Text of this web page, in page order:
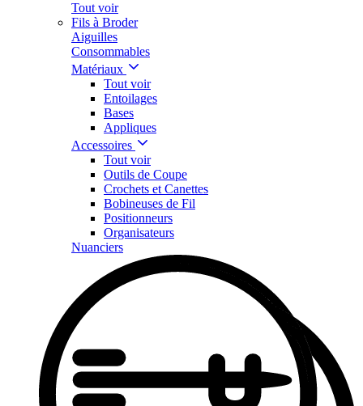
Tout voir
Fils à Broder
Aiguilles
Consommables
Matériaux
Tout voir
Entoilages
Bases
Appliques
Accessoires
Tout voir
Outils de Coupe
Crochets et Canettes
Bobineuses de Fil
Positionneurs
Organisateurs
Nuanciers